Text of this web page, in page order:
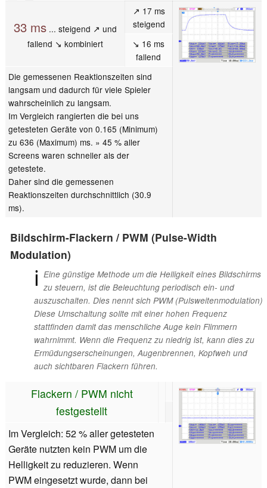
33 ms... steigend ↗ und
fallend ↘ kombiniert
↗ 17 ms
steigend
↘ 16 ms
fallend
Die gemessenen Reaktionszeiten sind
langsam und dadurch für viele Spieler
wahrscheinlich zu langsam.
Im Vergleich rangierten die bei uns
getesteten Geräte von 0.165 (Minimum)
zu 636 (Maximum) ms. » 45 % aller
Screens waren schneller als der
getestete.
Daher sind die gemessenen
Reaktionszeiten durchschnittlich (30.9
ms).
Bildschirm-Flackern / PWM (Pulse-Width
Modulation)
ℹ Eine günstige Methode um die Helligkeit eines Bildschirms
zu steuern, ist die Beleuchtung periodisch ein- und
auszuschalten. Dies nennt sich PWM (Pulsweitenmodulation)
Diese Umschaltung sollte mit einer hohen Frequenz
stattfinden damit das menschliche Auge kein Flimmern
wahrnimmt. Wenn die Frequenz zu niedrig ist, kann dies zu
Ermüdungserscheinungen, Augenbrennen, Kopfweh und
auch sichtbaren Flackern führen.
Flackern / PWM nicht
festgestellt
Im Vergleich: 52 % aller getesteten
Geräte nutzten kein PWM um die
Helligkeit zu reduzieren. Wenn
PWM eingesetzt wurde, dann bei